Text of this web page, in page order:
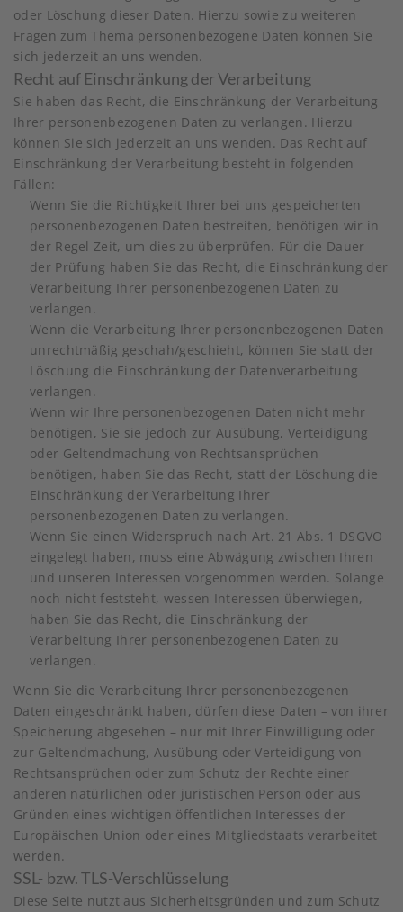
oder Löschung dieser Daten. Hierzu sowie zu weiteren
Fragen zum Thema personenbezogene Daten können Sie
sich jederzeit an uns wenden.
Recht auf Einschränkung der Verarbeitung
Sie haben das Recht, die Einschränkung der Verarbeitung
Ihrer personenbezogenen Daten zu verlangen. Hierzu
können Sie sich jederzeit an uns wenden. Das Recht auf
Einschränkung der Verarbeitung besteht in folgenden
Fällen:
Wenn Sie die Richtigkeit Ihrer bei uns gespeicherten
personenbezogenen Daten bestreiten, benötigen wir in
der Regel Zeit, um dies zu überprüfen. Für die Dauer
der Prüfung haben Sie das Recht, die Einschränkung der
Verarbeitung Ihrer personenbezogenen Daten zu
verlangen.
Wenn die Verarbeitung Ihrer personenbezogenen Daten
unrechtmäßig geschah/geschieht, können Sie statt der
Löschung die Einschränkung der Datenverarbeitung
verlangen.
Wenn wir Ihre personenbezogenen Daten nicht mehr
benötigen, Sie sie jedoch zur Ausübung, Verteidigung
oder Geltendmachung von Rechtsansprüchen
benötigen, haben Sie das Recht, statt der Löschung die
Einschränkung der Verarbeitung Ihrer
personenbezogenen Daten zu verlangen.
Wenn Sie einen Widerspruch nach Art. 21 Abs. 1 DSGVO
eingelegt haben, muss eine Abwägung zwischen Ihren
und unseren Interessen vorgenommen werden. Solange
noch nicht feststeht, wessen Interessen überwiegen,
haben Sie das Recht, die Einschränkung der
Verarbeitung Ihrer personenbezogenen Daten zu
verlangen.
Wenn Sie die Verarbeitung Ihrer personenbezogenen
Daten eingeschränkt haben, dürfen diese Daten – von ihrer
Speicherung abgesehen – nur mit Ihrer Einwilligung oder
zur Geltendmachung, Ausübung oder Verteidigung von
Rechtsansprüchen oder zum Schutz der Rechte einer
anderen natürlichen oder juristischen Person oder aus
Gründen eines wichtigen öffentlichen Interesses der
Europäischen Union oder eines Mitgliedstaats verarbeitet
werden.
SSL- bzw. TLS-Verschlüsselung
Diese Seite nutzt aus Sicherheitsgründen und zum Schutz